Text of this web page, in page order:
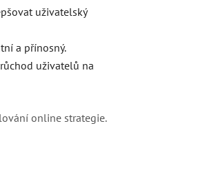
uživatelský
a přínosný.
uživatelů na
online strategie.